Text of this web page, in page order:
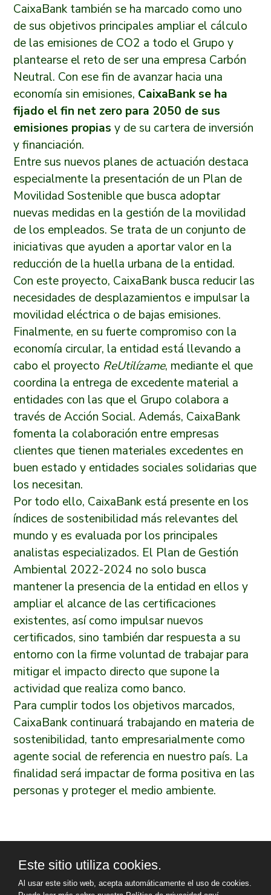
CaixaBank también se ha marcado como uno
de sus objetivos principales ampliar el cálculo
de las emisiones de CO2 a todo el Grupo y
plantearse el reto de ser una empresa Carbón
Neutral. Con ese fin de avanzar hacia una
economía sin emisiones, CaixaBank se ha
fijado el fin net zero para 2050 de sus
emisiones propias y de su cartera de inversión
y financiación.
Entre sus nuevos planes de actuación destaca
especialmente la presentación de un Plan de
Movilidad Sostenible que busca adoptar
nuevas medidas en la gestión de la movilidad
de los empleados. Se trata de un conjunto de
iniciativas que ayuden a aportar valor en la
reducción de la huella urbana de la entidad.
Con este proyecto, CaixaBank busca reducir las
necesidades de desplazamientos e impulsar la
movilidad eléctrica o de bajas emisiones.
Finalmente, en su fuerte compromiso con la
economía circular, la entidad está llevando a
cabo el proyecto ReUtilízame, mediante el que
coordina la entrega de excedente material a
entidades con las que el Grupo colabora a
través de Acción Social. Además, CaixaBank
fomenta la colaboración entre empresas
clientes que tienen materiales excedentes en
buen estado y entidades sociales solidarias que
los necesitan.
Por todo ello, CaixaBank está presente en los
índices de sostenibilidad más relevantes del
mundo y es evaluada por los principales
analistas especializados. El Plan de Gestión
Ambiental 2022-2024 no solo busca
mantener la presencia de la entidad en ellos y
ampliar el alcance de las certificaciones
existentes, así como impulsar nuevos
certificados, sino también dar respuesta a su
entorno con la firme voluntad de trabajar para
mitigar el impacto directo que supone la
actividad que realiza como banco.
Para cumplir todos los objetivos marcados,
CaixaBank continuará trabajando en materia de
sostenibilidad, tanto empresarialmente como
agente social de referencia en nuestro país. La
finalidad será impactar de forma positiva en las
personas y proteger el medio ambiente.
INFO@PROMECAL.ES
Este sitio utiliza cookies.
Al usar este sitio web, acepta automáticamente el uso de cookies.